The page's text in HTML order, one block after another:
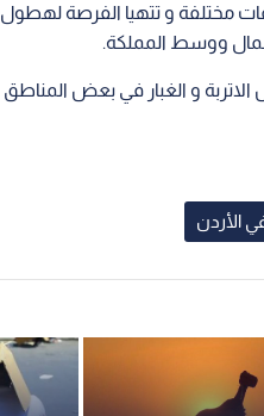
مختلفة و تتهيا الفرصة
ووسط المملكة.
و الغبار في بعض المناطق
الأردن